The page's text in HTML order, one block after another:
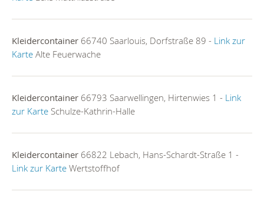
Kleidercontainer 66740 Saarlouis, Dorfstraße 89 - Link zur
Karte Alte Feuerwache
Kleidercontainer 66793 Saarwellingen, Hirtenwies 1 - Link
zur Karte Schulze-Kathrin-Halle
Kleidercontainer 66822 Lebach, Hans-Schardt-Straße 1 -
Link zur Karte Wertstoffhof